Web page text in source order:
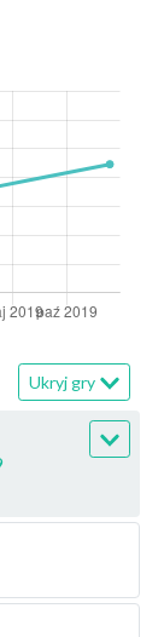
Ukryj gry